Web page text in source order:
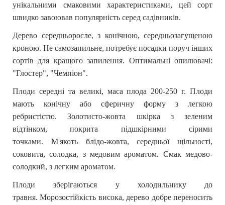
унікальними смаковими характеристиками, цей сорт
швидко завоював популярність серед садівників.
Дерево середньоросле, з конічною, середньозагущеною
кроною. Не самозапильне, потребує посадки поруч інших
сортів для кращого запилення. Оптимальні опилювачі:
"Глостер", "Чемпіон".
Плоди середні та великі, маса плода 200-250 г. Плоди
мають конічну або сферичну форму з легкою
ребристістю.
Золотисто-жовта шкірка з зеленим
відтінком, покрита підшкірними сірими
точками.
М'якотьблідо-жовта, середньої щільності,
соковита, солодка, з медовим ароматом. Смак медово-
солодкий, з легким ароматом.
Плоди зберігаються у холодильнику до
травня. Морозостійкість висока, дерево добре переносить